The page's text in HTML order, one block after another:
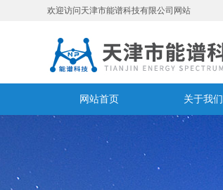
欢迎访问天津市能谱科技有限公司网站
网站首页 关于我们